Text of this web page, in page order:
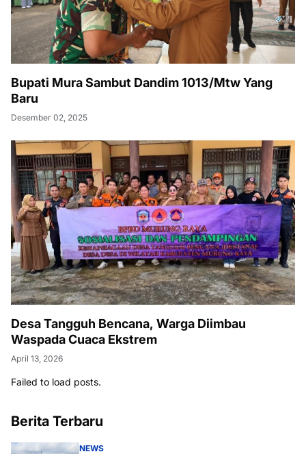
Bupati Mura Sambut Dandim 1013/Mtw Yang
Baru
Desember 02, 2025
Desa Tangguh Bencana, Warga Diimbau
Waspada Cuaca Ekstrem
April 13, 2026
Failed to load posts.
Berita Terbaru
NEWS